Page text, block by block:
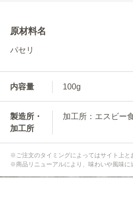
原材料名
パセリ
内容量 100g
製造所・
加工所
加工所：エスビー
※ご注文のタイミングによってはサイト上と
※商品リニューアルにより、味わいや風味に